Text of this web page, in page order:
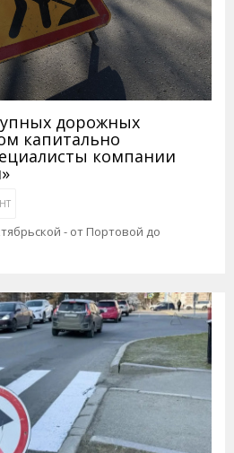
дорожных
капитально
компании
- от Портовой до